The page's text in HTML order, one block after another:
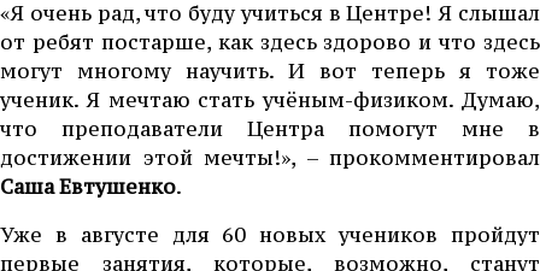
«Я очень рад, что буду учиться в Центре! Я слышал
от ребят постарше, как здесь здорово и что здесь
могут многому научить. И вот теперь я тоже
ученик. Я мечтаю стать учёным-физиком. Думаю,
что преподаватели Центра помогут мне в
достижении этой мечты!», – прокомментировал
Саша Евтушенко.
Уже в августе для 60 новых учеников пройдут
первые занятия, которые, возможно, станут